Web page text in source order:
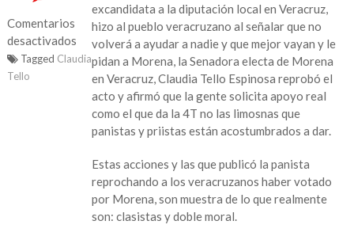
Comentarios
desactivados
en
Reprueba
excandidata a la diputación local en Veracruz,
hizo al pueblo veracruzano al señalar que no
volverá a ayudar a nadie y que mejor vayan y le
pidan a Morena, la Senadora electa de Morena
en Veracruz, Claudia Tello Espinosa reprobó el
acto y afirmó que la gente solicita apoyo real
como el que da la 4T no las limosnas que
panistas y priistas están acostumbrados a dar.
Estas acciones y las que publicó la panista
reprochando a los veracruzanos haber votado
por Morena, son muestra de lo que realmente
son: clasistas y doble moral.
Tagged Claudia
Tello